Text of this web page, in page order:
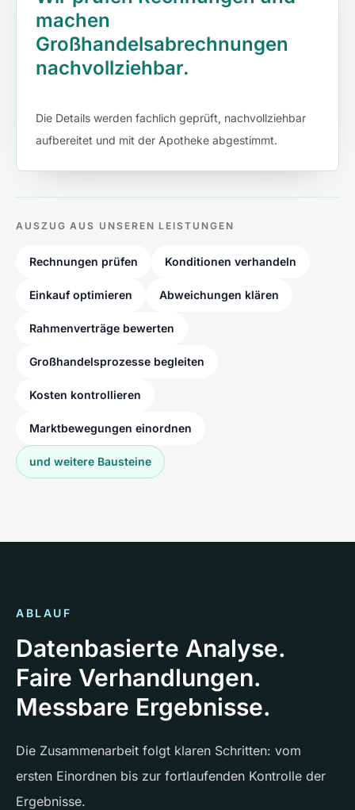
machen
Großhandelsabrechnungen
nachvollziehbar.
Die Details werden fachlich geprüft, nachvollziehbar
aufbereitet und mit der Apotheke abgestimmt.
AUSZUG AUS UNSEREN LEISTUNGEN
Rechnungen prüfen Konditionen verhandeln
Einkauf optimieren Abweichungen klären
Rahmenverträge bewerten
Großhandelsprozesse begleiten
Kosten kontrollieren
Marktbewegungen einordnen
und weitere Bausteine
ABLAUF
Datenbasierte Analyse.
Faire Verhandlungen.
Messbare Ergebnisse.
Die Zusammenarbeit folgt klaren Schritten: vom
ersten Einordnen bis zur fortlaufenden Kontrolle der
Ergebnisse.